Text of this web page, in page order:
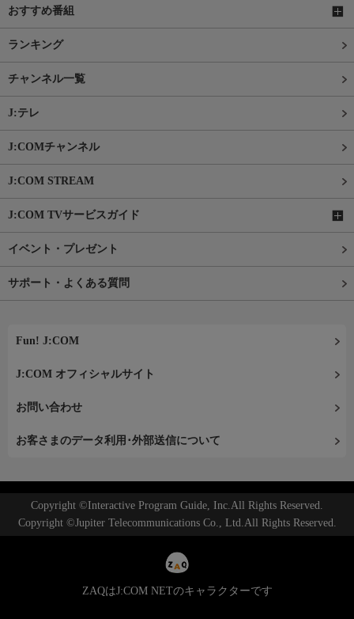
おすすめ番組
ランキング
チャンネル一覧
J:テレ
J:COMチャンネル
J:COM STREAM
J:COM TVサービスガイド
イベント・プレゼント
サポート・よくある質問
Fun! J:COM
J:COM オフィシャルサイト
お問い合わせ
お客さまのデータ利用･外部送信について
Copyright ©Interactive Program Guide, Inc.All Rights Reserved.
Copyright ©Jupiter Telecommunications Co., Ltd.All Rights Reserved.
ZAQはJ:COM NETのキャラクターです